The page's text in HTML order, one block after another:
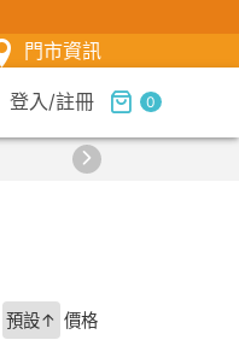
門市資訊
登入 /註冊 0
預設↑ 價格